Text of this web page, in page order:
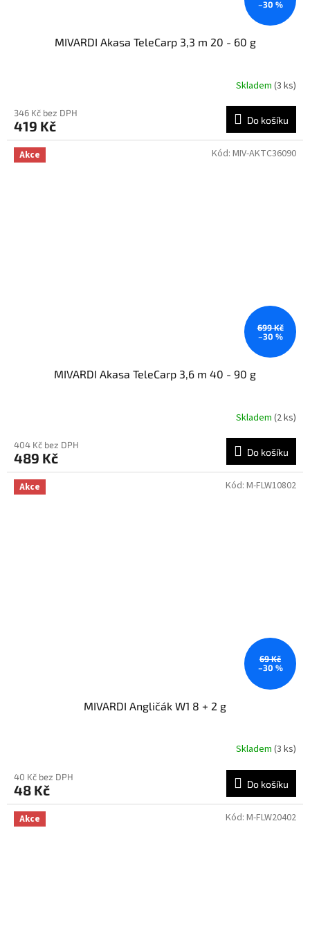
–30 %
MIVARDI Akasa TeleCarp 3,3 m 20 - 60 g
Skladem (3 ks)
346 Kč bez DPH
419 Kč Do košíku
Akce
699 Kč
–30 %
MIVARDI Akasa TeleCarp 3,6 m 40 - 90 g
Skladem (2 ks)
404 Kč bez DPH
489 Kč Do košíku
Kód: MIV-AKTC36090
Akce
69 Kč
–30 %
MIVARDI Angličák W1 8 + 2 g
Skladem (3 ks)
40 Kč bez DPH
48 Kč Do košíku
Kód: M-FLW10802
Akce Kód: M-FLW20402